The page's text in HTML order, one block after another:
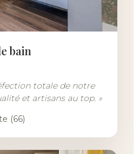
bain
totale de notre
et artisans au top. »
(66)